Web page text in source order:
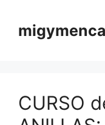
contenido
CURSO